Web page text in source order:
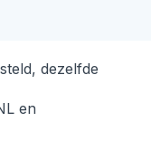
dezelfde
en